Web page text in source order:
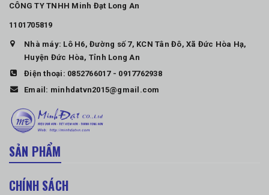
CÔNG TY TNHH Minh Đạt Long An
1101705819
Nhà máy: Lô H6, Đường số 7, KCN Tân Đô, Xã Đức Hòa Hạ,
Huyện Đức Hòa, Tỉnh Long An
Điện thoại: 0852766017- 0917762938
Email: minhdatvn2015@gmail.com
SẢN PHẨM
CHÍNH SÁCH